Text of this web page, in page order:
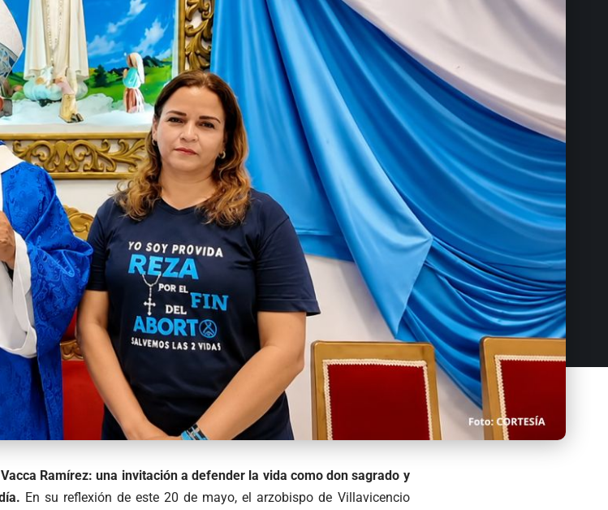
Ramírez: una invitación a defender la vida como don sagrado y
En su reflexión de este 20 de mayo, el arzobispo de Villavicencio